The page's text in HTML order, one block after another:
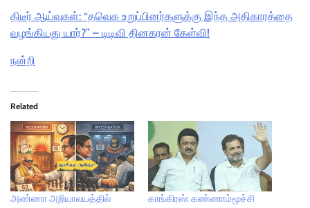
திடீர் ஆய்வுகள்: “தவெக உறுப்பினர்களுக்கு இந்த அதிகாரத்தை
வழங்கியது யார்?” – டிடிவி தினகரன் கேள்வி!
நன்றி
Related
அண்ணா அறியாலயத்தில்
காங்கிரஸ்: கண்ணாம்மூச்சி